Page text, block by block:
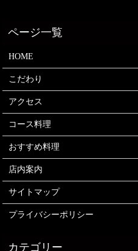
HOME
こだわり
アクセス
コース料理
おすすめ料理
店内案内
サイトマップ
プライバシーポリシー